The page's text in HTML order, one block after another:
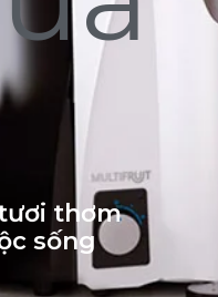
thơm
sống